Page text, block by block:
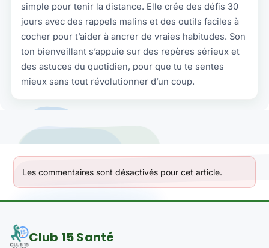
simple pour tenir la distance. Elle crée des défis 30
jours avec des rappels malins et des outils faciles à
cocher pour t’aider à ancrer de vraies habitudes. Son
ton bienveillant s’appuie sur des repères sérieux et
des astuces du quotidien, pour que tu te sentes
mieux sans tout révolutionner d’un coup.
Les commentaires sont désactivés pour cet article.
Club 15 Santé